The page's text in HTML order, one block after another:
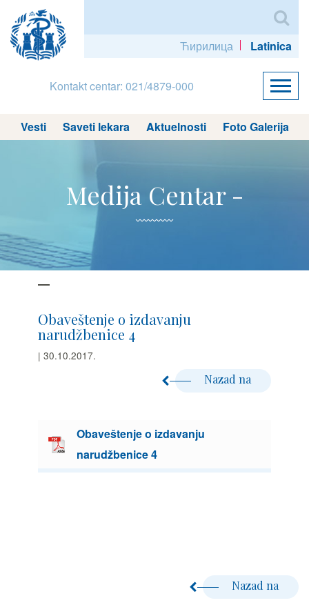
Ћирилица Latinica
Kontakt centar: 021/4879-000
Vesti Saveti lekara Aktuelnosti Foto Galerija
Medija Centar -
Obaveštenje o izdavanju
narudžbenice 4
| 30.10.2017.
Nazad na
Obaveštenje o izdavanju
narudžbenice 4
Nazad na